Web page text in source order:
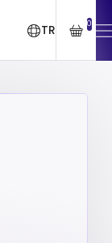
TR 0